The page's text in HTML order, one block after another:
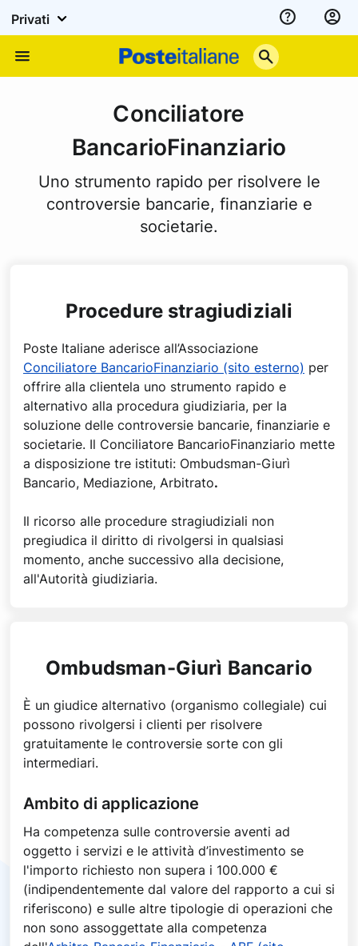
Privati
Assistenza
Italiane
Conciliatore
BancarioFinanziario
Uno strumento rapido per risolvere le
controversie bancarie, finanziarie e
societarie.
Procedure stragiudiziali
Poste Italiane aderisce all’Associazione
Conciliatore BancarioFinanziario (sito esterno) per
offrire alla clientela uno strumento rapido e
alternativo alla procedura giudiziaria, per la
soluzione delle controversie bancarie, finanziarie e
societarie. Il Conciliatore BancarioFinanziario mette
a disposizione tre istituti: Ombudsman-Giurì
Bancario, Mediazione, Arbitrato.
Il ricorso alle procedure stragiudiziali non
pregiudica il diritto di rivolgersi in qualsiasi
momento, anche successivo alla decisione,
all'Autorità giudiziaria.
Ombudsman-Giurì Bancario
È un giudice alternativo (organismo collegiale) cui
possono rivolgersi i clienti per risolvere
gratuitamente le controversie sorte con gli
intermediari.
Ambito di applicazione
Ha competenza sulle controversie aventi ad
oggetto i servizi e le attività d’investimento se
l'importo richiesto non supera i 100.000 €
(indipendentemente dal valore del rapporto a cui si
riferiscono) e sulle altre tipologie di operazioni che
non sono assoggettate alla competenza